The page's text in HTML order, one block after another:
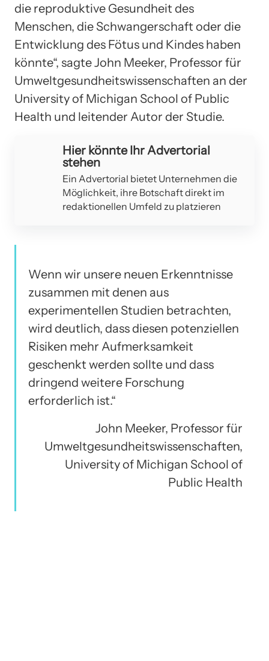
die reproduktive Gesundheit des
Menschen, die Schwangerschaft oder die
Entwicklung des Fötus und Kindes haben
könnte“, sagte John Meeker, Professor für
Umweltgesundheitswissenschaften an der
University of Michigan School of Public
Health und leitender Autor der Studie.
Hier könnte Ihr Advertorial
stehen
Ein Advertorial bietet Unternehmen die
Möglichkeit, ihre Botschaft direkt im
redaktionellen Umfeld zu platzieren
Wenn wir unsere neuen Erkenntnisse
zusammen mit denen aus
experimentellen Studien betrachten,
wird deutlich, dass diesen potenziellen
Risiken mehr Aufmerksamkeit
geschenkt werden sollte und dass
dringend weitere Forschung
erforderlich ist.“
John Meeker, Professor für
Umweltgesundheitswissenschaften,
University of Michigan School of
Public Health